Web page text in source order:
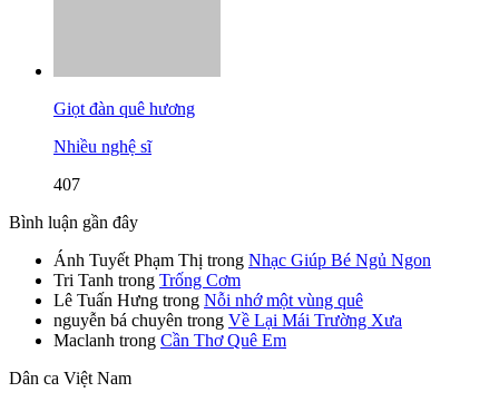
Giọt đàn quê hương
Nhiều nghệ sĩ
407
Bình luận gần đây
Ánh Tuyết Phạm Thị trong Nhạc Giúp Bé Ngủ Ngon
Tri Tanh trong Trống Cơm
Lê Tuấn Hưng trong Nỗi nhớ một vùng quê
nguyễn bá chuyên trong Về Lại Mái Trường Xưa
Maclanh trong Cần Thơ Quê Em
Dân ca Việt Nam